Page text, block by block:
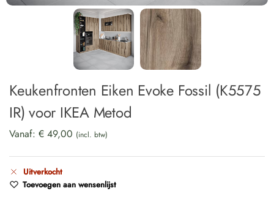
Keukenfronten Eiken Evoke Fossil (K5575
IR) voor IKEA Metod
Vanaf: € 49,00 (incl. btw)
Uitverkocht
Toevoegen aan wensenlijst